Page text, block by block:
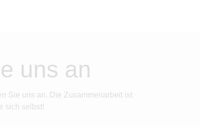
uns an
Sie uns an. Die Zusammenarbeit ist
sich selbst!